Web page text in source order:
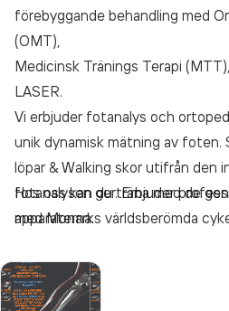
förebyggande behandling med
(OMT),
Medicinsk Tränings Terapi
LASER.
Vi erbjuder fotanalys och
unik dynamisk mätning av foten.
löpar & Walking skor utifrån den
fotanalysen ger. Erbjuder
med Monarks världsberömda
Hos oss kan du träna med de
apparaterna.